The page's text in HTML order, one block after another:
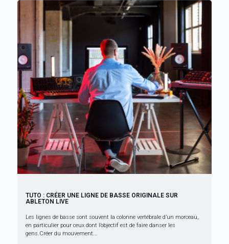
TUTO : CRÉER UNE LIGNE DE BASSE ORIGINALE SUR
ABLETON LIVE
Les lignes de basse sont souvent la colonne vertébrale d’un morceau,
en particulier pour ceux dont l’objectif est de faire danser les
gens.Créer du mouvement...